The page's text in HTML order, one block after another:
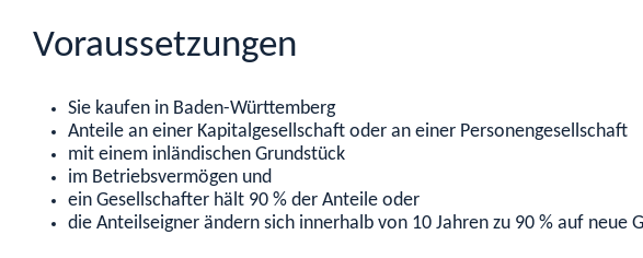
Voraussetzungen
Sie kaufen in Baden-Württemberg
Anteile an einer Kapitalgesellschaft oder an einer Personengesellschaft
mit einem inländischen Grundstück
im Betriebsvermögen und
ein Gesellschafter hält 90 % der Anteile oder
die Anteilseigner ändern sich innerhalb von 10 Jahren zu 90 % auf neue